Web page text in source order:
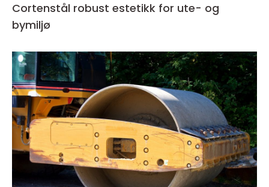
Cortenstål robust estetikk for ute- og
bymiljø